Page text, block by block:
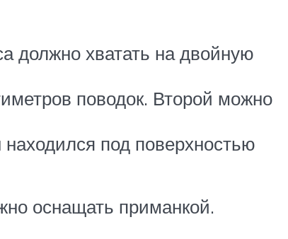
должно хватать на двойную
поводок. Второй можно
под поверхностью
оснащать приманкой.